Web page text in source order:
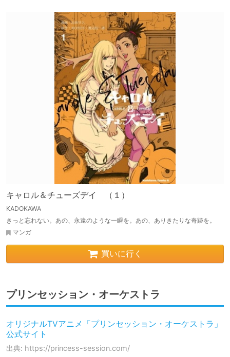
キャロル＆チューズデイ （１）
KADOKAWA
きっと忘れない。あの、永遠のような一瞬を。あの、ありきたりな奇跡を。
マンガ
買いに行く
プリンセッション・オーケストラ
オリジナルTVアニメ「プリンセッション・オーケストラ」
公式サイト
出典: https://princess-session.com/